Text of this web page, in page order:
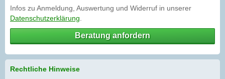
Infos zu Anmeldung, Auswertung und Widerruf in unserer
Datenschutzerklärung
Beratung anfordern
Rechtliche Hinweise